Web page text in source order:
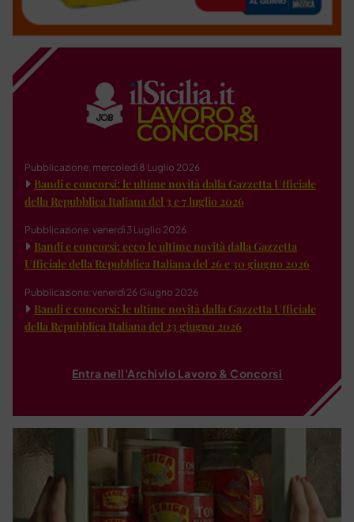
Pubblicazione: mercoledì 8 Luglio 2026
Bandi e concorsi: le ultime novità dalla Gazzetta Ufficiale
della Repubblica Italiana del 3 e 7 luglio 2026
Pubblicazione: venerdì 3 Luglio 2026
Bandi e concorsi: ecco le ultime novità dalla Gazzetta
Ufficiale della Repubblica Italiana del 26 e 30 giugno 2026
Pubblicazione: venerdì 26 Giugno 2026
Bandi e concorsi: le ultime novità dalla Gazzetta Ufficiale
della Repubblica Italiana del 23 giugno 2026
Entra nell'Archivio Lavoro & Concorsi